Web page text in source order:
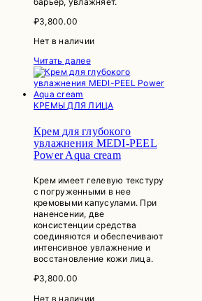
₽3,800.00
Нет в наличии
Читать далее
КРЕМЫ ДЛЯ ЛИЦА
Крем для глубокого
увлажнения MEDI-PEEL
Power Aqua cream
Крем имеет гелевую текстуру
с погруженными в нее
кремовыми капусулами. При
наненсении, две
консистенции средства
соединяются и обеспечивают
интенсивное увлажнение и
восстановление кожи лица.
₽3,800.00
Нет в наличии